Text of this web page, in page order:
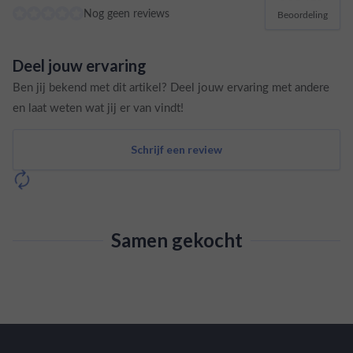
Nog geen reviews Beoordeling
Deel jouw ervaring
Ben jij bekend met dit artikel? Deel jouw ervaring met andere
en laat weten wat jij er van vindt!
Schrijf een review
Samen gekocht